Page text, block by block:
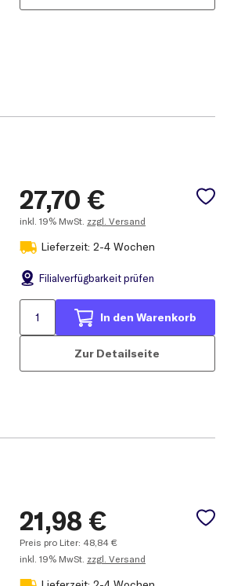
27,70 €
inkl. 19% MwSt. zzgl. Versand
Lieferzeit: 2-4 Wochen
Filialverfügbarkeit prüfen
In den Warenkorb
Zur Detailseite
21,98 €
Preis pro Liter: 48,84€
inkl. 19% MwSt. zzgl. Versand